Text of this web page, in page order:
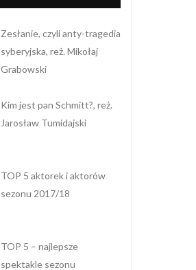
Zesłanie, czyli anty-tragedia
syberyjska, reż. Mikołaj
Grabowski
Kim jest pan Schmitt?, reż.
Jarosław Tumidajski
TOP 5 aktorek i aktorów
sezonu 2017/18
TOP 5 – najlepsze
spektakle sezonu